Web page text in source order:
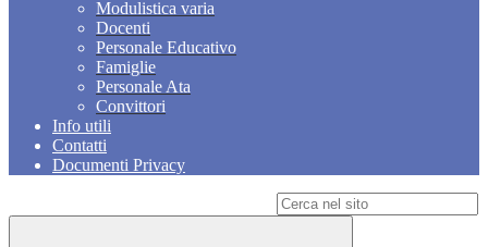
Modulistica varia
Docenti
Personale Educativo
Famiglie
Personale Ata
Convittori
Info utili
Contatti
Documenti Privacy